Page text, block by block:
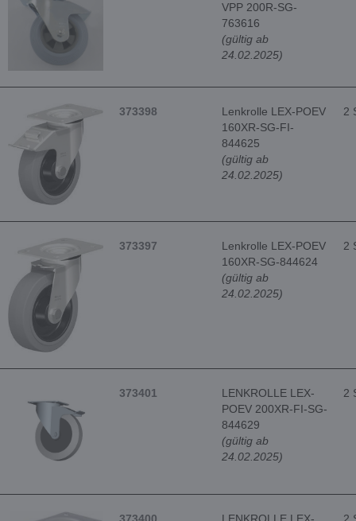
VPP 200R-SG-
763616
(gültig ab
24.02.2025)
373398
Lenkrolle LEX-POEV
160XR-SG-FI-
844625
(gültig ab
24.02.2025)
2
373397
Lenkrolle LEX-POEV
160XR-SG-844624
(gültig ab
24.02.2025)
2
373401
LENKROLLE LEX-
POEV 200XR-FI-SG-
844629
(gültig ab
24.02.2025)
2